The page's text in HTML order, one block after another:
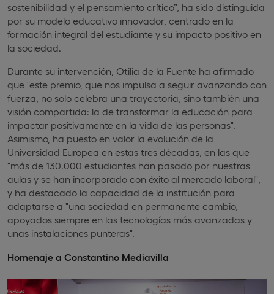
sostenibilidad y el pensamiento crítico”, ha sido distinguida
por su modelo educativo innovador, centrado en la
formación integral del estudiante y su impacto positivo en
la sociedad.
Durante su intervención, Otilia de la Fuente ha afirmado
que "este premio, que nos impulsa a seguir avanzando con
fuerza, no solo celebra una trayectoria, sino también una
visión compartida: la de transformar la educación para
impactar positivamente en la vida de las personas".
Asimismo, ha puesto en valor la evolución de la
Universidad Europea en estas tres décadas, en las que
"más de 130.000 estudiantes han pasado por nuestras
aulas y se han incorporado con éxito al mercado laboral",
y ha destacado la capacidad de la institución para
adaptarse a "una sociedad en permanente cambio,
apoyados siempre en las tecnologías más avanzadas y
unas instalaciones punteras".
Homenaje a Constantino Mediavilla